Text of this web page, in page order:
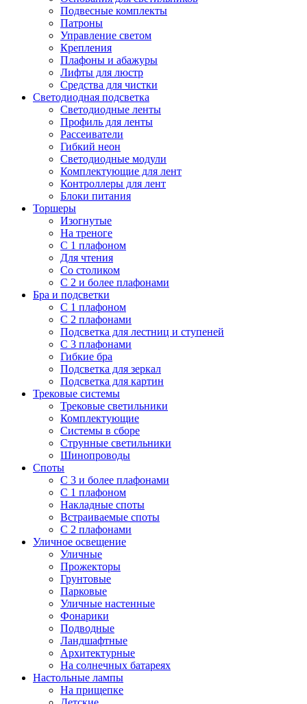
Подвесные комплекты
Патроны
Управление светом
Крепления
Плафоны и абажуры
Лифты для люстр
Средства для чистки
Светодиодная подсветка
Светодиодные ленты
Профиль для ленты
Рассеиватели
Гибкий неон
Светодиодные модули
Комплектующие для лент
Контроллеры для лент
Блоки питания
Торшеры
Изогнутые
На треноге
С 1 плафоном
Для чтения
Со столиком
С 2 и более плафонами
Бра и подсветки
С 1 плафоном
С 2 плафонами
Подсветка для лестниц и ступеней
С 3 плафонами
Гибкие бра
Подсветка для зеркал
Подсветка для картин
Трековые системы
Трековые светильники
Комплектующие
Системы в сборе
Струнные светильники
Шинопроводы
Споты
С 3 и более плафонами
С 1 плафоном
Накладные споты
Встраиваемые споты
С 2 плафонами
Уличное освещение
Уличные
Прожекторы
Грунтовые
Парковые
Уличные настенные
Фонарики
Подводные
Ландшафтные
Архитектурные
На солнечных батареях
Настольные лампы
На прищепке